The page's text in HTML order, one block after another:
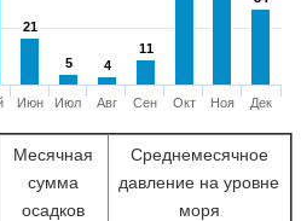
21
21
5
5 4
4
11
11
Июн Июл Авг Сен Окт Ноя Дек
Месячная
сумма
осадков
Среднемесячное
давление на уровне
моря